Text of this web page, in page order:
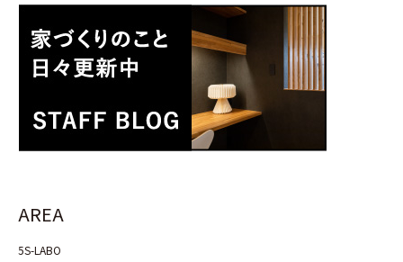
AREA
5S-LABO